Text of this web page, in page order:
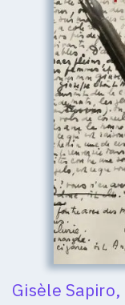
Gisèle Sapiro,